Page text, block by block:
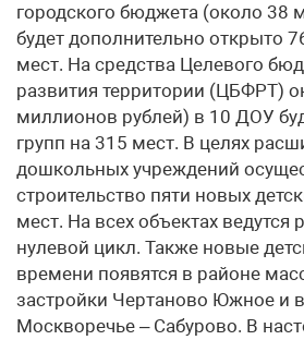
городского бюджета (около 38
будет дополнительно открыто
мест. На средства Целевого
развития территории (ЦБФРТ)
миллионов рублей) в 10 ДОУ
групп на 315 мест. В целях
дошкольных учреждений
строительство пяти новых
мест. На всех объектах ведутся
нулевой цикл. Также новые
времени появятся в районе
застройки Чертаново Южное и
Москворечье – Сабурово. В